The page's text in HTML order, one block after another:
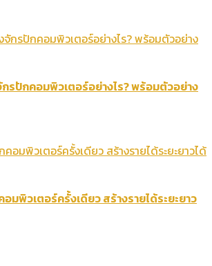
กรปักคอมพิวเตอร์อย่างไร? พร้อมตัวอย่าง
มพิวเตอร์ครั้งเดียว สร้างรายได้ระยะยาว